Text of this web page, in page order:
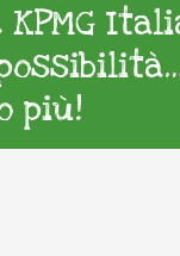
KPMG
più!